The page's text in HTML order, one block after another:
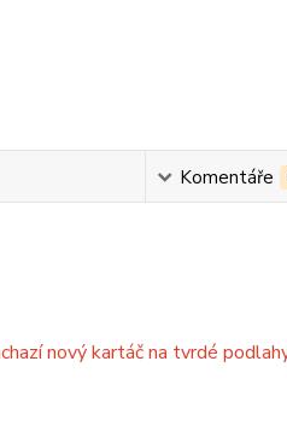
Komentáře
nový kartáč na tvrdé